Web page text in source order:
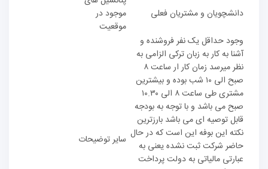
دانشچویان و مشتریان فعلی
موجود در
موقعیت
وجود حداقل یک نفر فروشنده و
آشنا به کار به زبان ترکی الزامی به
نظر میرسد زمان کار ار ساعت ۸
صبح الی ۱۰ شب بوده و بیشترین
مشتری طی ساعت ۸ الی ۱۰.۳۰
صبح می باشد و با توجه به بودجه
قابل توصیه ای می باشد بارزترین
نکته این بوفه این است که در حال
حاضر شرکت ثبت نشده یعنی به
عبارتی مالیاتی به دولت پرداخت
سایر توضیحات